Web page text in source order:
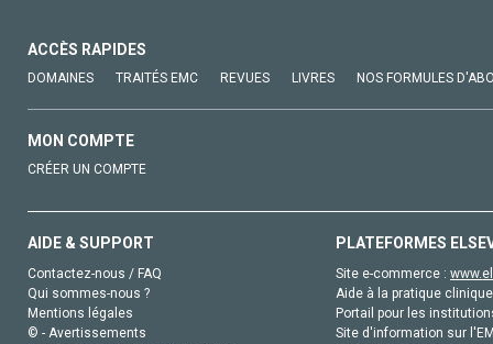
ACCÈS RAPIDES
DOMAINES TRAITÉS EMC REVUES LIVRES NOS FORMULES
MON COMPTE
CRÉER UN COMPTE
AIDE & SUPPORT
Contactez-nous / FAQ
Qui sommes-nous ?
Mentions légales
© - Avertissements
PLATEFORMES
Site e-commerce :
Aide à la pratique
Portail pour les
Site d'information sur